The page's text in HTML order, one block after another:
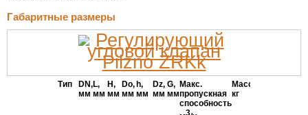
Габаритные размеры
Тип
DN,
мм
L,
мм
H,
мм
Do,
мм
h,
мм
Dz,
мм
G,
мм
Макс.
пропускная
способность
3
Масса,
кг